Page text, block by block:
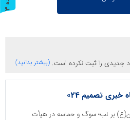
(بیشتر بدانید)
خبری تصمیم 24»
بر لب؛ سوگ و حماسه در هیأت
ر
و
ن
د
ه